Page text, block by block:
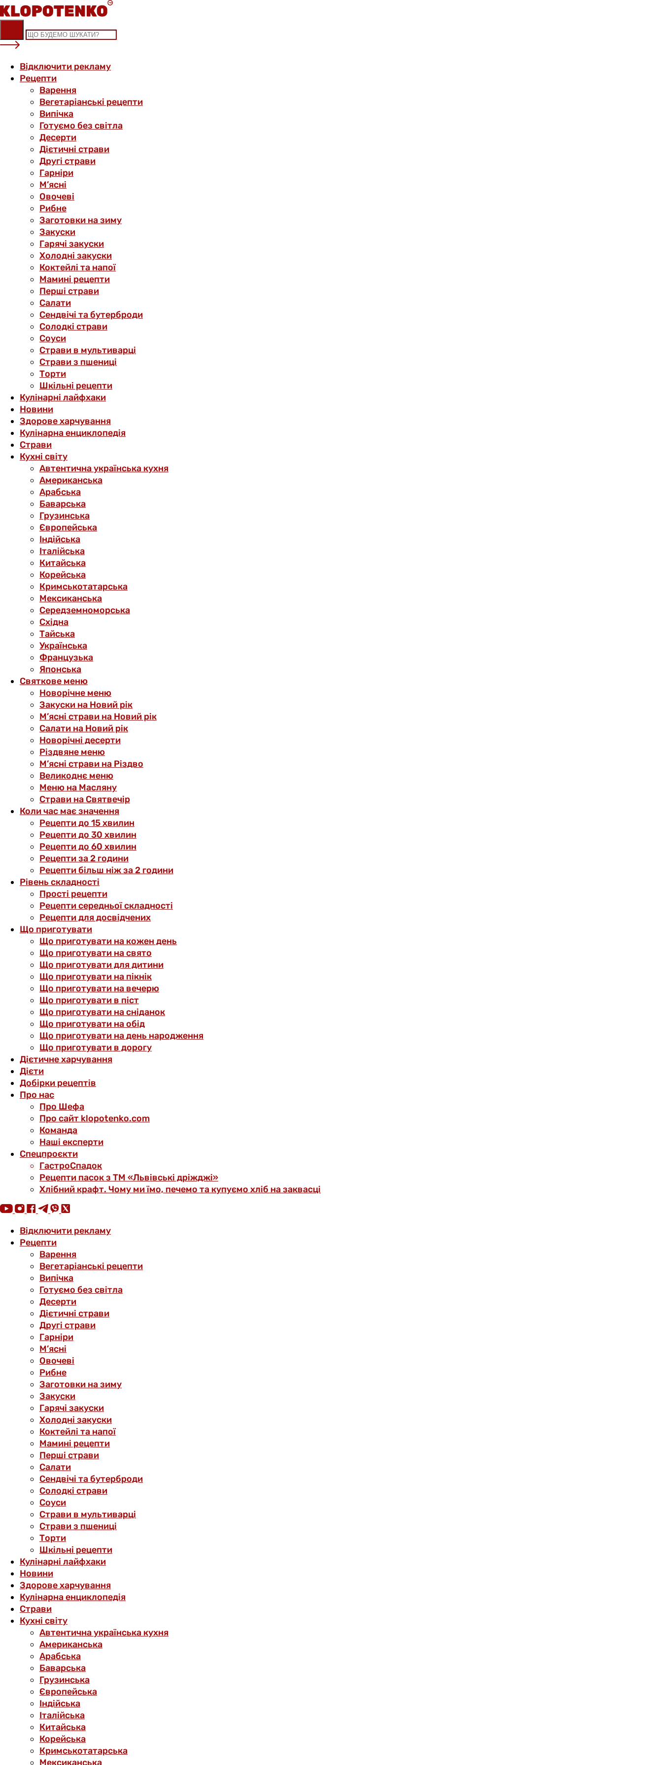
Skip
to
content
Відключити рекламу
Рецепти
Варення
Вегетаріанські рецепти
Випічка
Готуємо без світла
Десерти
Дієтичні страви
Другі страви
Гарніри
М’ясні
Овочеві
Рибне
Заготовки на зиму
Закуски
Гарячі закуски
Холодні закуски
Коктейлі та напої
Мамині рецепти
Перші страви
Салати
Сендвічі та бутерброди
Солодкі страви
Соуси
Страви в мультиварці
Страви з пшениці
Торти
Шкільні рецепти
Кулінарні лайфхаки
Новини
Здорове харчування
Кулінарна енциклопедія
Страви
Кухні світу
Автентична українська кухня
Американська
Арабська
Баварська
Грузинська
Європейська
Індійська
Італійська
Китайська
Корейська
Кримськотатарська
Мексиканська
Середземноморська
Східна
Тайська
Українська
Французька
Японська
Святкове меню
Новорічне меню
Закуски на Новий рік
М’ясні страви на Новий рік
Салати на Новий рік
Новорічні десерти
Різдвяне меню
М’ясні страви на Різдво
Великоднє меню
Меню на Масляну
Страви на Святвечір
Коли час має значення
Рецепти до 15 хвилин
Рецепти до 30 хвилин
Рецепти до 60 хвилин
Рецепти за 2 години
Рецепти більш ніж за 2 години
Рівень складності
Прості рецепти
Рецепти середньої складності
Рецепти для досвідчених
Що приготувати
Що приготувати на кожен день
Що приготувати на свято
Що приготувати для дитини
Що приготувати на пікнік
Що приготувати на вечерю
Що приготувати в піст
Що приготувати на сніданок
Що приготувати на обід
Що приготувати на день народження
Що приготувати в дорогу
Дієтичне харчування
Дієти
Добірки рецептів
Про нас
Про Шефа
Про сайт klopotenko.com
Команда
Наші експерти
Спецпроєкти
ГастроСпадок
Рецепти пасок з ТМ «Львівські дріжджі»
Хлібний крафт. Чому ми їмо, печемо та купуємо хліб на заквасці
Відключити рекламу
Рецепти
Варення
Вегетаріанські рецепти
Випічка
Готуємо без світла
Десерти
Дієтичні страви
Другі страви
Гарніри
М’ясні
Овочеві
Рибне
Заготовки на зиму
Закуски
Гарячі закуски
Холодні закуски
Коктейлі та напої
Мамині рецепти
Перші страви
Салати
Сендвічі та бутерброди
Солодкі страви
Соуси
Страви в мультиварці
Страви з пшениці
Торти
Шкільні рецепти
Кулінарні лайфхаки
Новини
Здорове харчування
Кулінарна енциклопедія
Страви
Кухні світу
Автентична українська кухня
Американська
Арабська
Баварська
Грузинська
Європейська
Індійська
Італійська
Китайська
Корейська
Кримськотатарська
Мексиканська